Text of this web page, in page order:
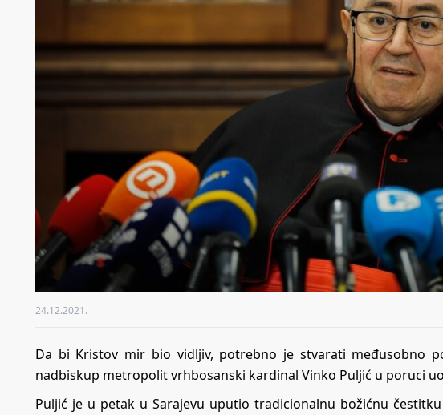
24.12.2021.
Da bi Kristov mir bio vidljiv, potrebno je stvarati međusobno
nadbiskup metropolit vrhbosanski kardinal Vinko Puljić u poruci
Puljić je u petak u Sarajevu uputio tradicionalnu božićnu